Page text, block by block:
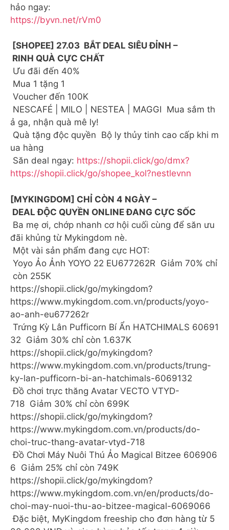
hảo ngay:
https://byvn.net/rVm0
[SHOPEE] 27.03 BẮT DEAL SIÊU ĐỈNH –
RINH QUÀ CỰC CHẤT
Ưu đãi đến 40%
Mua 1 tặng 1
Voucher đến 100K
NESCAFÉ | MILO | NESTEA | MAGGI Mua sắm th
ả ga, nhận quà mê ly!
Quà tặng độc quyền Bộ ly thủy tinh cao cấp khi m
ua hàng
Săn deal ngay: https://shopii.click/go/dmx?
https://shopii.click/go/shopee_kol?nestlevnn
[MYKINGDOM] CHỈ CÒN 4 NGÀY –
DEAL ĐỘC QUYỀN ONLINE ĐANG CỰC SỐC
Ba mẹ ơi, chớp nhanh cơ hội cuối cùng để săn ưu
đãi khủng từ Mykingdom nè.
Một vài sản phẩm đang cực HOT:
️ Yoyo Ảo Ảnh YOYO 22 EU677262R Giảm 70% chỉ
còn 255K
https://shopii.click/go/mykingdom?
https://www.mykingdom.com.vn/products/yoyo-
ao-anh-eu677262r
️ Trứng Kỳ Lân Pufficorn Bí Ẩn HATCHIMALS 60691
32 Giảm 30% chỉ còn 1.637K
https://shopii.click/go/mykingdom?
https://www.mykingdom.com.vn/products/trung-
ky-lan-pufficorn-bi-an-hatchimals-6069132
️ Đồ chơi trực thăng Avatar VECTO VTYD-
718 Giảm 30% chỉ còn 699K
https://shopii.click/go/mykingdom?
https://www.mykingdom.com.vn/products/do-
choi-truc-thang-avatar-vtyd-718
️ Đồ Chơi Máy Nuôi Thú Ảo Magical Bitzee 606906
6 Giảm 25% chỉ còn 749K
https://shopii.click/go/mykingdom?
https://www.mykingdom.com.vn/en/products/do-
choi-may-nuoi-thu-ao-bitzee-magical-6069066
Đặc biệt, MyKingdom freeship cho đơn hàng từ 5